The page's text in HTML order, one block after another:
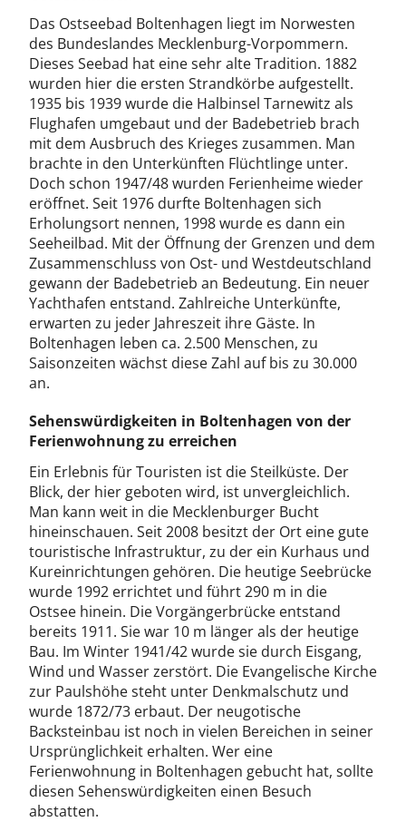
Das Ostseebad Boltenhagen liegt im Norwesten
des Bundeslandes Mecklenburg-Vorpommern.
Dieses Seebad hat eine sehr alte Tradition. 1882
wurden hier die ersten Strandkörbe aufgestellt.
1935 bis 1939 wurde die Halbinsel Tarnewitz als
Flughafen umgebaut und der Badebetrieb brach
mit dem Ausbruch des Krieges zusammen. Man
brachte in den Unterkünften Flüchtlinge unter.
Doch schon 1947/48 wurden Ferienheime wieder
eröffnet. Seit 1976 durfte Boltenhagen sich
Erholungsort nennen, 1998 wurde es dann ein
Seeheilbad. Mit der Öffnung der Grenzen und dem
Zusammenschluss von Ost- und Westdeutschland
gewann der Badebetrieb an Bedeutung. Ein neuer
Yachthafen entstand. Zahlreiche Unterkünfte,
erwarten zu jeder Jahreszeit ihre Gäste. In
Boltenhagen leben ca. 2.500 Menschen, zu
Saisonzeiten wächst diese Zahl auf bis zu 30.000
an.
Sehenswürdigkeiten in Boltenhagen von der
Ferienwohnung zu erreichen
Ein Erlebnis für Touristen ist die Steilküste. Der
Blick, der hier geboten wird, ist unvergleichlich.
Man kann weit in die Mecklenburger Bucht
hineinschauen. Seit 2008 besitzt der Ort eine gute
touristische Infrastruktur, zu der ein Kurhaus und
Kureinrichtungen gehören. Die heutige Seebrücke
wurde 1992 errichtet und führt 290 m in die
Ostsee hinein. Die Vorgängerbrücke entstand
bereits 1911. Sie war 10 m länger als der heutige
Bau. Im Winter 1941/42 wurde sie durch Eisgang,
Wind und Wasser zerstört. Die Evangelische Kirche
zur Paulshöhe steht unter Denkmalschutz und
wurde 1872/73 erbaut. Der neugotische
Backsteinbau ist noch in vielen Bereichen in seiner
Ursprünglichkeit erhalten. Wer eine
Ferienwohnung in Boltenhagen gebucht hat, sollte
diesen Sehenswürdigkeiten einen Besuch
abstatten.